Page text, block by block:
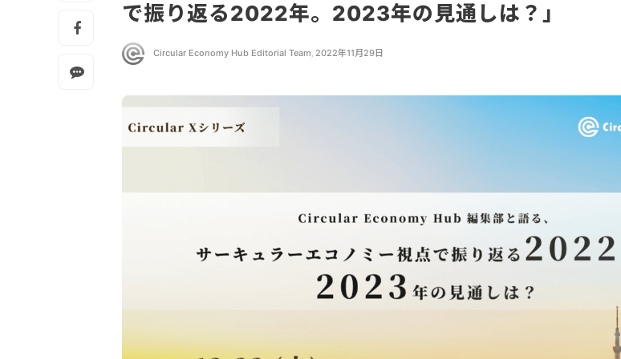
で振り返る2022年。2023年の見通しは？」
Circular Economy Hub Editorial Team, 2022年11月29日